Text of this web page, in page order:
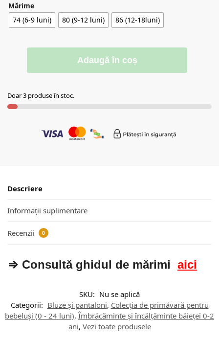
Mărime
74 (6-9 luni)
80 (9-12 luni) 86 (12-18luni)
Adaugă în coș
Doar 3 produse în stoc.
Descriere
Informații suplimentare
Recenzii 0
⇒ Consultă ghidul de mărimi aici
SKU: Nu se aplică
Categorii: Bluze și pantaloni, Colecția de primăvară pentru
bebeluși (0 - 24 luni), Îmbrăcăminte și încălțăminte băieței 0-2
ani, Vezi toate produsele